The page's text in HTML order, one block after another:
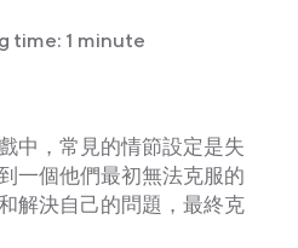
time: 1 minute
中，常見的情節設定是失
一個他們最初無法克服的
解決自己的問題，最終克